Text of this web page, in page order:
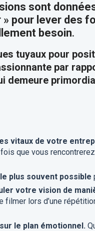
sont
» pour lever des
besoin.
tuyaux pour
par
demeure
vitaux de votre
que vous
plus souvent possible
votre vision de
filmer lors d’une
le plan émotionnel.